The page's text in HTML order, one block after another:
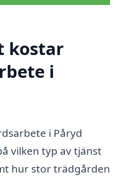
kostar
i
i Påryd
vilken typ av tjänst
hur stor trädgården